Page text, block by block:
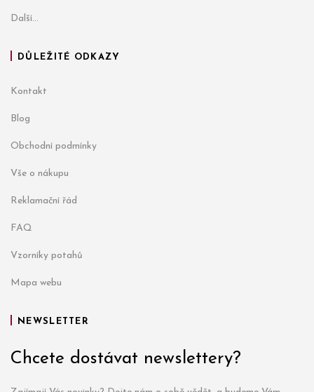
Další...
DŮLEŽITÉ ODKAZY
Kontakt
Blog
Obchodní podmínky
Vše o nákupu
Reklamační řád
FAQ
Vzorníky potahů
Mapa webu
NEWSLETTER
Chcete dostávat newslettery?